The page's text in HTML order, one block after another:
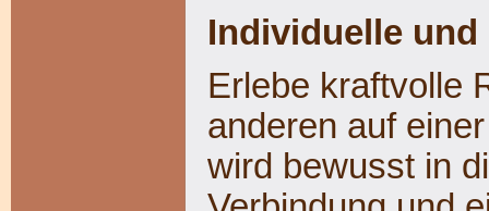
Individuelle und
Erlebe kraftvolle
anderen auf
wird bewusst in